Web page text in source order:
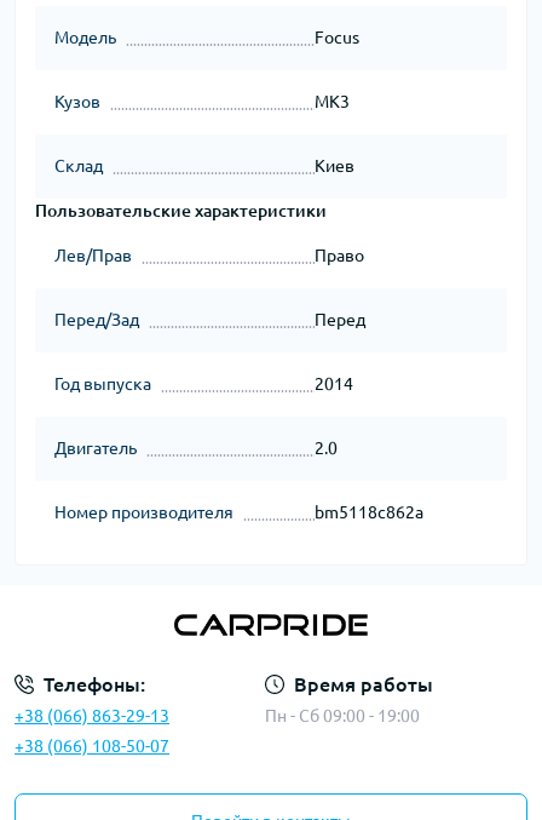
Модель Focus
Кузов MK3
Склад Киев
Пользовательские характеристики
Лев/Прав Право
Перед/Зад Перед
Год выпуска 2014
Двигатель 2.0
Номер производителя bm5118c862a
Телефоны:
+38 (066) 863-29-13
+38 (066) 108-50-07
Время работы
Пн - Сб 09:00 - 19:00